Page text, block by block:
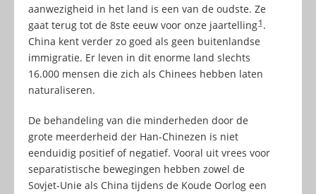
aanwezigheid in het land is een van de oudste. Ze
gaat terug tot de 8ste eeuw voor onze jaartelling1 .
China kent verder zo goed als geen buitenlandse
immigratie. Er leven in dit enorme land slechts
16.000 mensen die zich als Chinees hebben laten
naturaliseren.
De behandeling van die minderheden door de
grote meerderheid der Han-Chinezen is niet
eenduidig positief of negatief. Vooral uit vrees voor
separatistische bewegingen hebben zowel de
Sovjet-Unie als China tijdens de Koude Oorlog een